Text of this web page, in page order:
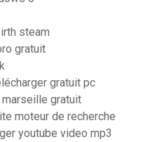
steam
gratuit
gratuit pc
gratuit
moteur de recherche
youtube video mp3